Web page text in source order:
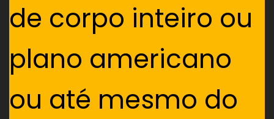
de corpo inteiro ou
plano americano
ou até mesmo do